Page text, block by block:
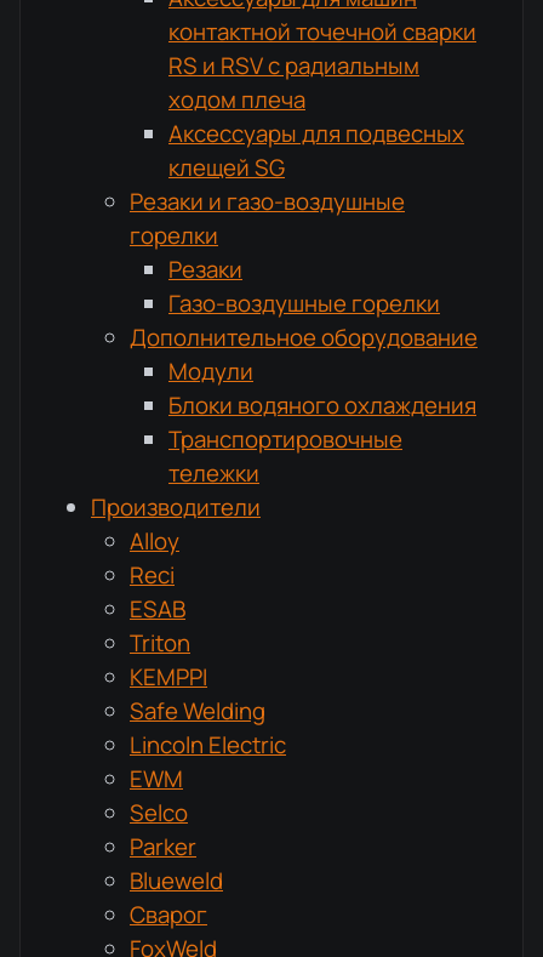
контактной точечной сварки
RS и RSV с радиальным
ходом плеча
Аксессуары для подвесных
клещей SG
Резаки и газо-воздушные
горелки
Резаки
Газо-воздушные горелки
Дополнительное оборудование
Модули
Блоки водяного охлаждения
Транспортировочные
тележки
Производители
Alloy
Reci
ESAB
Triton
KEMPPI
Safe Welding
Lincoln Electric
EWM
Selco
Parker
Blueweld
Сварог
FoxWeld